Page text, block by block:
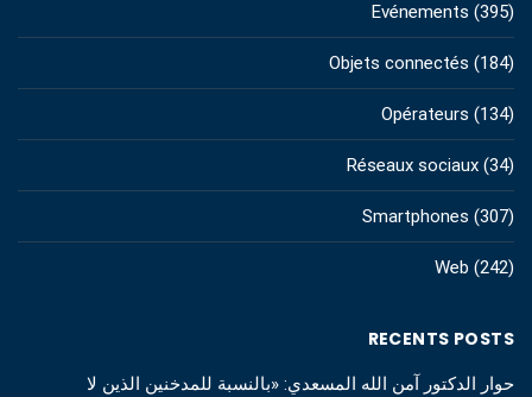
Evénements (395)
Objets connectés (184)
Opérateurs (134)
Réseaux sociaux (34)
Smartphones (307)
Web (242)
RECENTS POSTS
حوار الدكتور آمن الله المسعدي: «بالنسبة للمدخنين الذين لا